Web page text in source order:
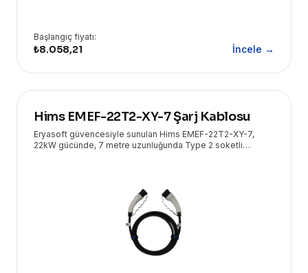
Başlangıç fiyatı:
₺8.058,21 İncele →
Hims EMEF-22T2-XY-7 Şarj Kablosu
Eryasoft güvencesiyle sunulan Hims EMEF-22T2-XY-7,
22kW gücünde, 7 metre uzunluğunda Type 2 soketli